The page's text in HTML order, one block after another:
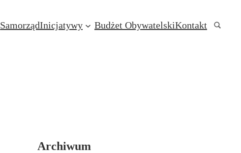
SamorządInicjatywy Budżet ObywatelskiKontakt
Archiwum